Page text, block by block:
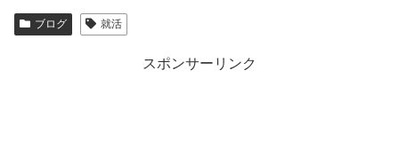
ブログ 就活
スポンサーリンク